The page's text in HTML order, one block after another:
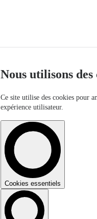
Nous utilisons des
Ce site utilise des cookies pour
expérience utilisateur.
Cookies essentiels